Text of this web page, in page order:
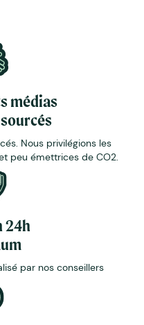
médias
Nous privilégions les
peu émettrices de CO2.
24h
par nos conseillers